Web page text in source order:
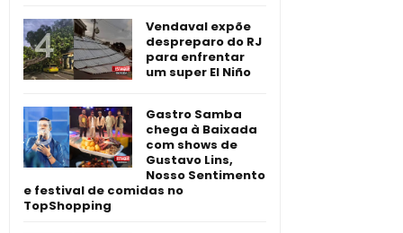
Vendaval expõe
despreparo do RJ
para enfrentar
um super El Niño
Gastro Samba
chega à Baixada
com shows de
Gustavo Lins,
Nosso Sentimento
e festival de comidas no
TopShopping